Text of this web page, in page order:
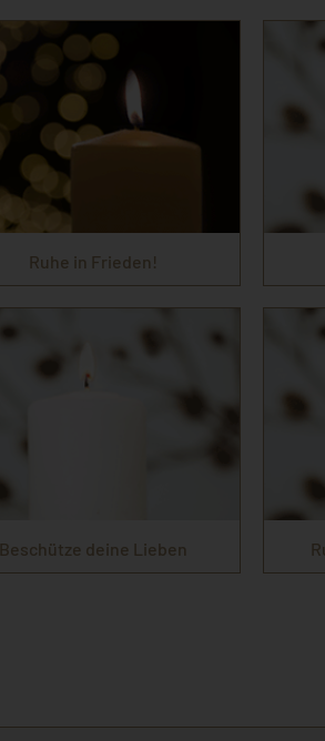
Ruhe in Frieden!
Beschütze deine Lieben